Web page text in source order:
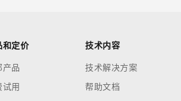
和定价
产品
试用
技术内容
技术解决方案
帮助文档